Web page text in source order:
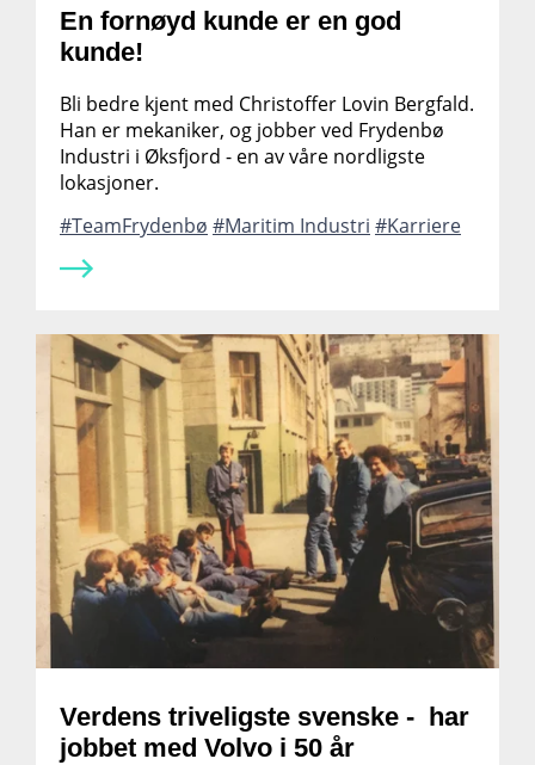
En fornøyd kunde er en god
kunde!
Bli bedre kjent med Christoffer Lovin Bergfald.
Han er mekaniker, og jobber ved Frydenbø
Industri i Øksfjord - en av våre nordligste
lokasjoner.
TeamFrydenbø
Maritim Industri Karriere
Verdens triveligste svenske - har
jobbet med Volvo i 50 år